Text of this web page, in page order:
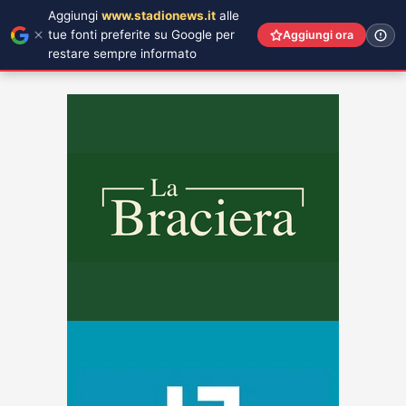
Aggiungi www.stadionews.it alle
tue fonti preferite su Google per
restare sempre informato
Aggiungi ora